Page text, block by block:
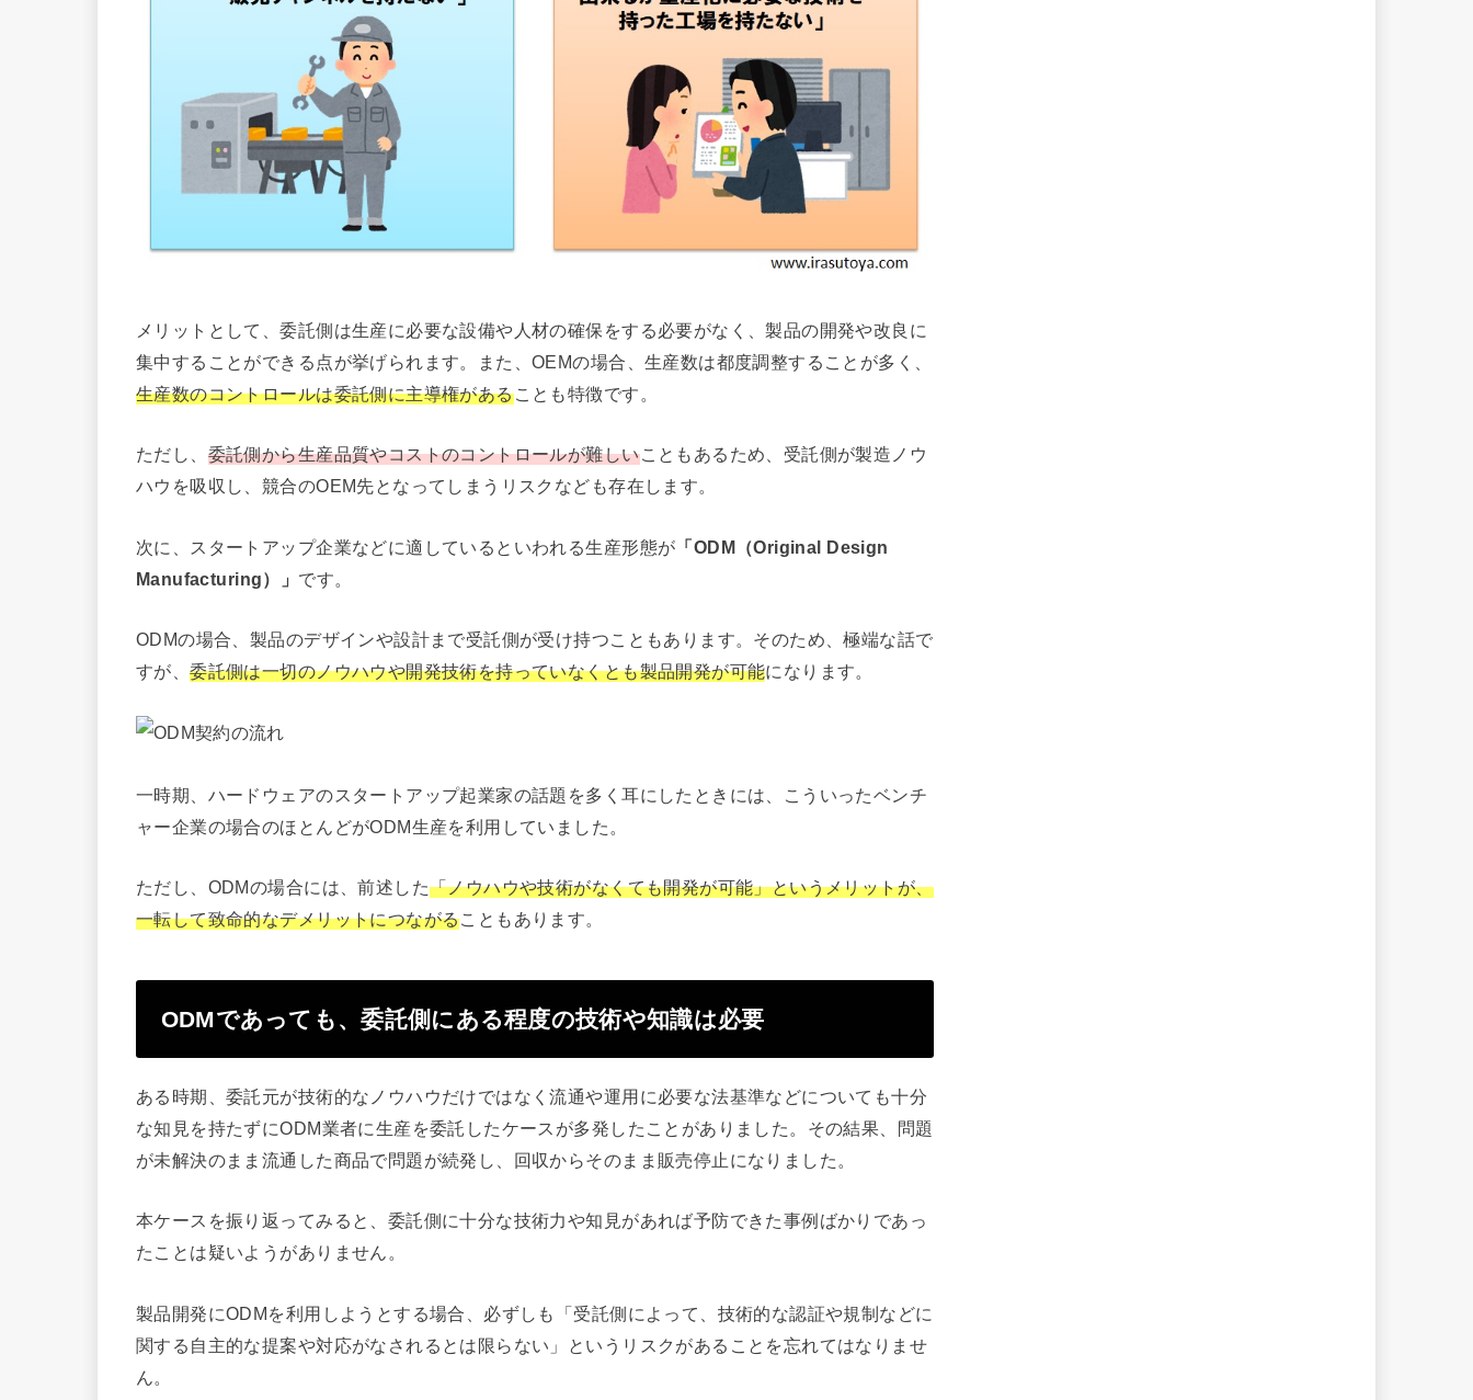
メリットとして、委託側は生産に必要な設備や人材の確保をする必要がなく、製品の開発や改良に
集中することができる点が挙げられます。また、OEMの場合、生産数は都度調整することが多く、
生産数のコントロールは委託側に主導権があることも特徴です。
ただし、 委託側から生産品質やコストのコントロールが難しいこともあるため、受託側が製造ノウ
ハウを吸収し、競合のOEM先となってしまうリスクなども存在します。
次に、スタートアップ企業などに適しているといわれる生産形態が 「ODM（Original Design
Manufacturing）」 です。
ODMの場合、製品のデザインや設計まで受託側が受け持つこともあります。そのため、極端な話で
すが、委託側は一切のノウハウや開発技術を持っていなくとも製品開発が可能になります。
一時期、ハードウェアのスタートアップ起業家の話題を多く耳にしたときには、こういったベンチ
ャー企業の場合のほとんどがODM生産を利用していました。
ただし、ODMの場合には、前述した「ノウハウや技術がなくても開発が可能」というメリットが、
一転して致命的なデメリットにつながることもあります。
ODMであっても、委託側にある程度の技術や知識は必要
ある時期、委託元が技術的なノウハウだけではなく流通や運用に必要な法基準などについても十分
な知見を持たずにODM業者に生産を委託したケースが多発したことがありました。その結果、問題
が未解決のまま流通した商品で問題が続発し、回収からそのまま販売停止になりました。
本ケースを振り返ってみると、委託側に十分な技術力や知見があれば予防できた事例ばかりであっ
たことは疑いようがありません。
製品開発にODMを利用しようとする場合、必ずしも「受託側によって、技術的な認証や規制などに
関する自主的な提案や対応がなされるとは限らない」というリスクがあることを忘れてはなりませ
ん。